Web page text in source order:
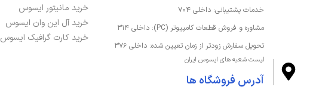
دقت صفحه نمایش 2880x1800
صفحه نمایش لمسی
صفحه نمایش مات
خدمات پشتیبانی: داخلی ۷۰۴
مشاوره و فروش قطعات کامپیوتر (PC): داخلی ۳۱۴
تحویل سفارش زودتر از زمان تعیین شده: داخلی ۳۷۶
لیست شعبه های ایسوس ایران
آدرس فروشگاه ها
خرید مانیتور ایسوس
خرید آل این وان ایسوس
خرید کارت گرافیک ایسوس